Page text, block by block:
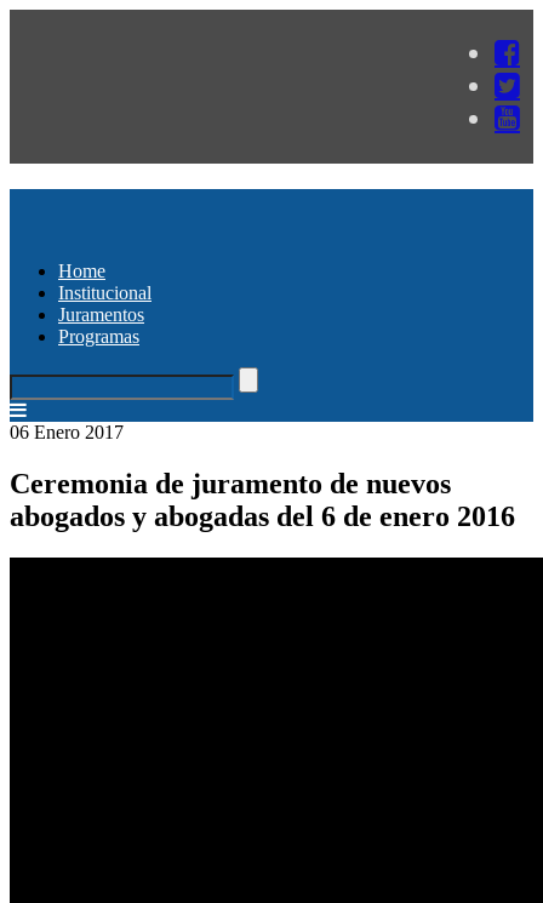
Home
Institucional
Juramentos
Programas
06 Enero 2017
Ceremonia de juramento de nuevos
abogados y abogadas del 6 de enero 2016